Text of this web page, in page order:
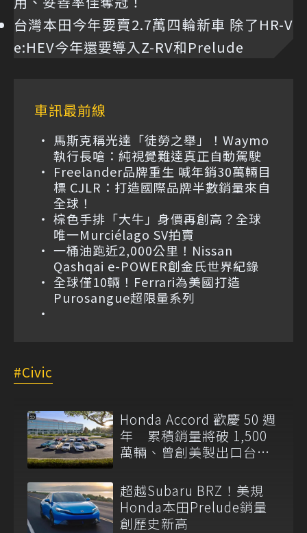
台灣本田今年要賣2.7萬四輪新車 除了HR-V
e:HEV今年還要導入Z-RV和Prelude
車訊最前線
馬斯克稱光達「徒勞之舉」！Waymo
執行長嗆：純視覺難達真正自動駕駛
Freelander品牌重生 喊年銷30萬輛目
標 CJLR：打造國際品牌半數銷量來自
全球！
棕色手排「大牛」身價再創高？全球
唯一Murciélago SV拍賣
一桶油跑近2,000公里！Nissan
Qashqai e-POWER創金氏世界紀錄
全球僅10輛！Ferrari為美國打造
Purosangue超限量系列
Civic
Honda Accord 歡慶 50 週
年 累積銷量將破 1,500
萬輛、曾創美製出口台灣
超越Subaru BRZ！美規
Honda本田Prelude銷量
創歷史新高